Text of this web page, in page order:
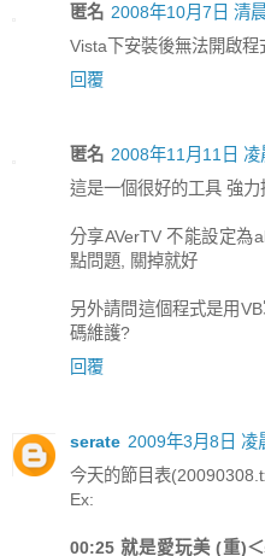
匿名 2008年10月7日 清
Vista下安裝後無法開啟程
回覆
匿名 2008年11月11日 凌
這是一個很好的工具 強力
分享AVerTV 不能設定為
點問題, 關掉就好
另外請問這個程式是用
碼維護?
回覆
serate 2009年3月8日 凌
今天的節目表
Ex:
00:25 就是愛玩美 (重)